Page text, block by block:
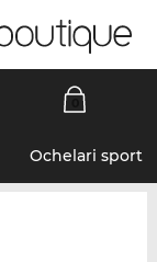
Ochelari sport